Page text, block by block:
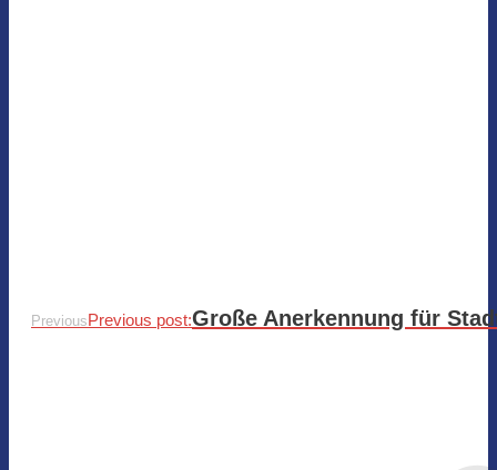
PreviousPrevious post:Große Anerkennung für